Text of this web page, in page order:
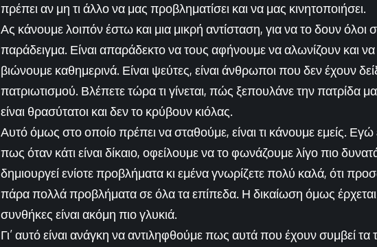
πρέπει αν μη τι άλλο να μας προβληματίσει και να μας κινητοποιήσει.
Ας κάνουμε λοιπόν έστω και μια μικρή αντίσταση, για να το δουν
παράδειγμα. Είναι απαράδεκτο να τους αφήνουμε να αλωνίζουν και
βιώνουμε καθημερινά. Είναι ψεύτες, είναι άνθρωποι που δεν έχουν
πατριωτισμού. Βλέπετε τώρα τι γίνεται, πώς ξεπουλάνε την πατρίδα
είναι θρασύτατοι και δεν το κρύβουν κιόλας.
Αυτό όμως στο οποίο πρέπει να σταθούμε, είναι τι κάνουμε εμείς.
πως όταν κάτι είναι δίκαιο, οφείλουμε να το φωνάζουμε λίγο πιο
δημιουργεί ενίοτε προβλήματα κι εμένα γνωρίζετε πολύ καλά, ότι
πάρα πολλά προβλήματα σε όλα τα επίπεδα. Η δικαίωση όμως έρχεται
συνθήκες είναι ακόμη πιο γλυκιά.
Γι’ αυτό είναι ανάγκη να αντιληφθούμε πως αυτά που έχουν συμβεί τα